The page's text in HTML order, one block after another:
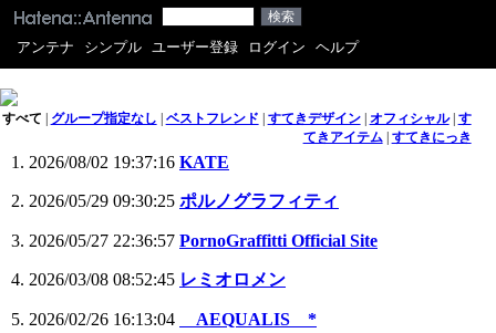
アンテナ シンプル ユーザー登録 ログイン ヘルプ
すべて | グループ指定なし | ベストフレンド | すてきデザイン| オフィシャル| す
てきアイテム| すてきにっき
2026/08/02 19:37:16 KATE
2026/05/29 09:30:25 ポルノグラフィティ
2026/05/27 22:36:57 PornoGraffitti Official Site
2026/03/08 08:52:45 レミオロメン
2026/02/26 16:13:04 AEQUALIS *